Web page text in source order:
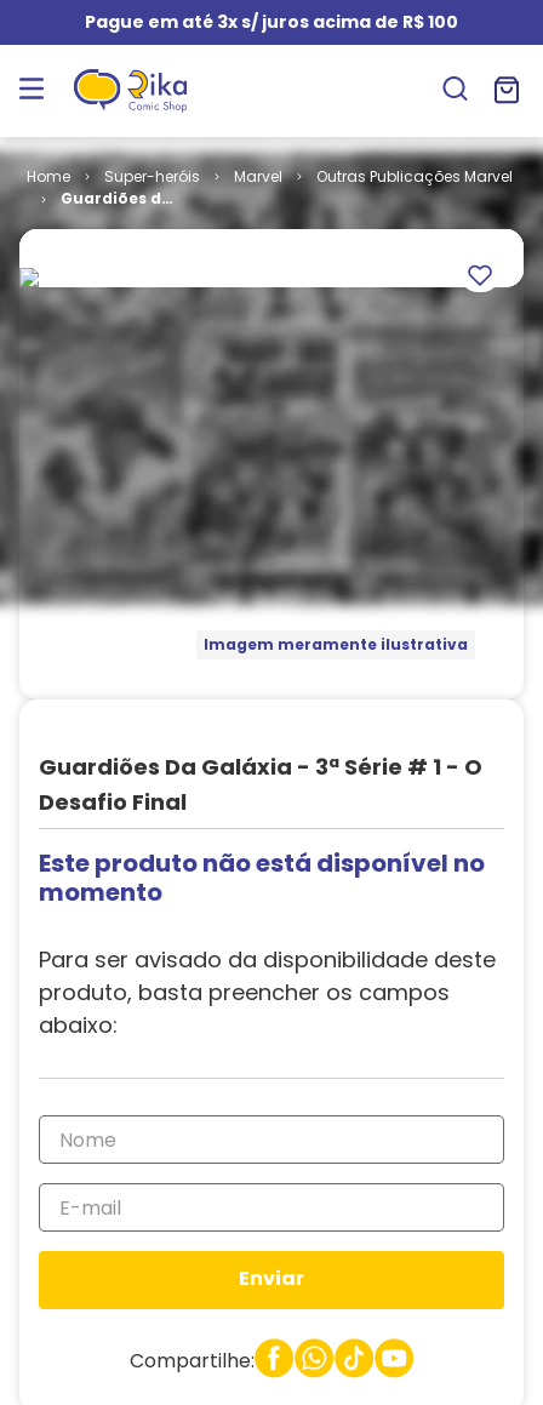
Pague em até 3x s/ juros acima de R$ 100
Super-heróis Marvel
Outras Publicações Marvel
Guardiões da
Galáxia - 3ª
Imagem meramente ilustrativa
Guardiões Da Galáxia - 3ª Série # 1 - O
Desafio Final
Este produto não está disponível no
momento
Para ser avisado da disponibilidade deste
produto, basta preencher os campos
abaixo:
Enviar
Compartilhe: